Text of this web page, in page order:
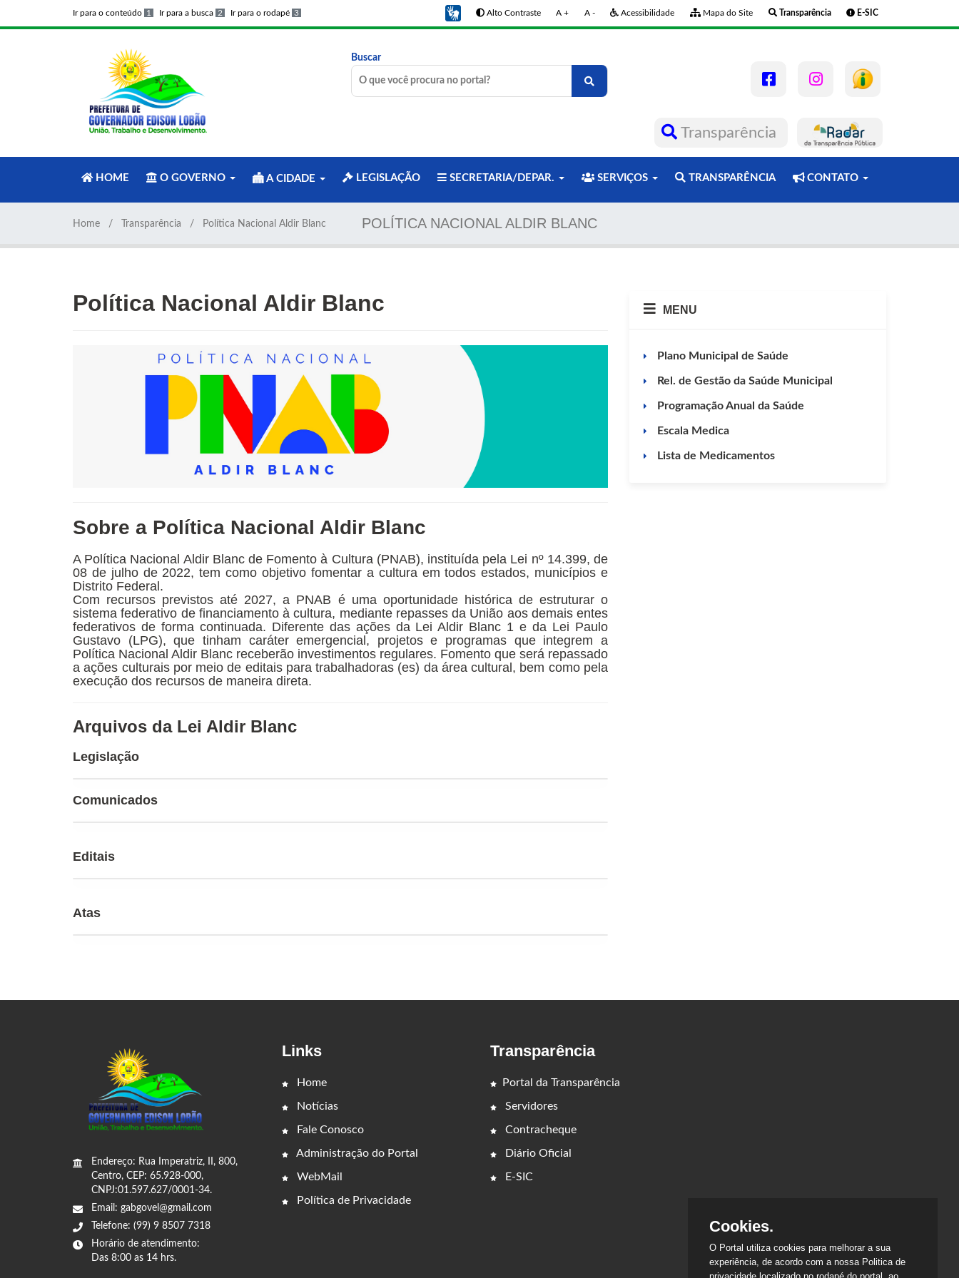
Ir para o conteúdo 1 Ir para a busca 2 Ir para o rodapé 3 Alto Contraste A + A - Acessibilidade Mapa do Site Transparência E-SIC
Buscar
Transparência
HOME O GOVERNO A CIDADE LEGISLAÇÃO SECRETARIA/DEPAR. SERVIÇOS TRANSPARÊNCIA CONTATO
POLÍTICA NACIONAL ALDIR BLANC
Home Transparência Política Nacional Aldir Blanc
Política Nacional Aldir Blanc
Sobre a Política Nacional Aldir Blanc
A Política Nacional Aldir Blanc de Fomento à Cultura (PNAB), instituída pela Lei nº 14.399, de
08 de julho de 2022, tem como objetivo fomentar a cultura em todos estados, municípios e
Distrito Federal.
Com recursos previstos até 2027, a PNAB é uma oportunidade histórica de estruturar o
sistema federativo de financiamento à cultura, mediante repasses da União aos demais entes
federativos de forma continuada. Diferente das ações da Lei Aldir Blanc 1 e da Lei Paulo
Gustavo (LPG), que tinham caráter emergencial, projetos e programas que integrem a
Política Nacional Aldir Blanc receberão investimentos regulares. Fomento que será repassado
a ações culturais por meio de editais para trabalhadoras (es) da área cultural, bem como pela
execução dos recursos de maneira direta.
Arquivos da Lei Aldir Blanc
Legislação
Comunicados
Editais
Atas
MENU
Plano Municipal de Saúde
Rel. de Gestão da Saúde Municipal
Programação Anual da Saúde
Escala Medica
Lista de Medicamentos
Endereço: Rua Imperatriz, II, 800,
Centro, CEP: 65.928-000,
CNPJ:01.597.627/0001-34.
Email: gabgovel@gmail.com
Telefone: (99) 9 8507 7318
Horário de atendimento:
Das 8:00 as 14 hrs.
Links
Home
Notícias
Fale Conosco
Administração do Portal
WebMail
Política de Privacidade
Transparência
Portal da Transparência
Servidores
Contracheque
Diário Oficial
E-SIC
Cookies.
O Portal utiliza cookies para melhorar a sua
experiência, de acordo com a nossa Politica de